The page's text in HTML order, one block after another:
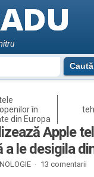
în
din Europa
Apple
a le desigila
· 13 comentarii